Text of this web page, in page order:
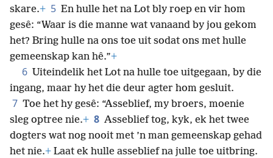
skare.+ 5 En hulle het na Lot bly roep en vir hom
gesê: “Waar is die manne wat vanaand by jou gekom
het? Bring hulle na ons toe uit sodat ons met hulle
gemeenskap kan hê.”+
6 Uiteindelik het Lot na hulle toe uitgegaan, by die
ingang, maar hy het die deur agter hom gesluit.
7 Toe het hy gesê: “Asseblief, my broers, moenie
sleg optree nie.+ 8 Asseblief tog, kyk, ek het twee
dogters wat nog nooit met ’n man gemeenskap gehad
het nie.+ Laat ek hulle asseblief na julle toe uitbring.